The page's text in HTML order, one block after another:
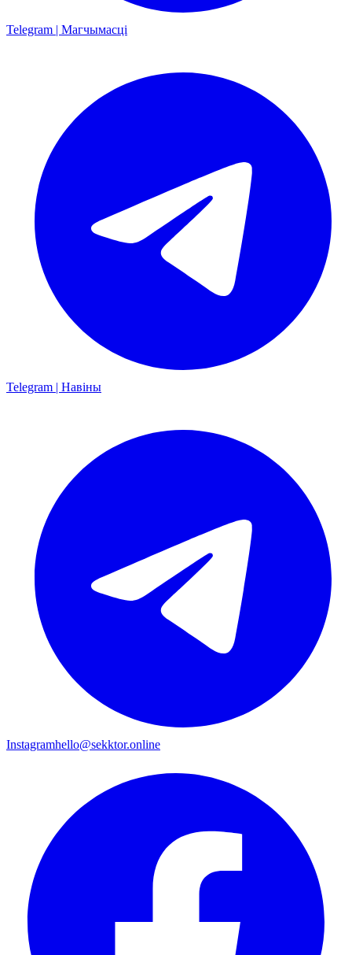
Telegram | Магчымасці
Telegram | Навіны
Instagramhello@sekktor.online